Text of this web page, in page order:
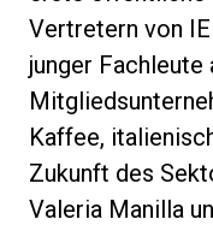
Vertretern von
junger Fachleute
Kaffee,
Zukunft des
Valeria Manilla